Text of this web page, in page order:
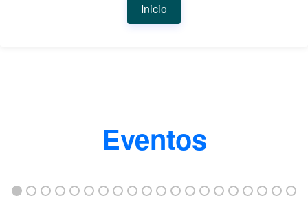
Inicio
Eventos